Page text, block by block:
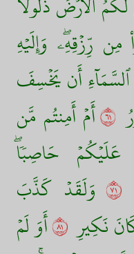
مِن رِّزۡقِهِۦۖ وَإِلَيۡهِ
ٱلسَّمَآءِ أَن يَخۡسِفَ
١٦أَمۡ أَمِنتُم مَّن
حَاصِبٗاۖ
١٧ وَلَقَدۡ كَذَّبَ
نَكِيرِ ١٨أَوَ لَمۡ